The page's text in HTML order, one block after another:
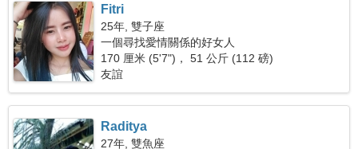
Fitri
25年, 雙子座
一個尋找愛情關係的好女人
170 厘米 (5'7")， 51 公斤 (112 磅)
友誼
Raditya
27年, 雙魚座